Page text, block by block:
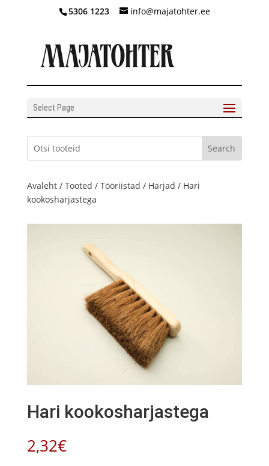
5306 1223 info@majatohter.ee
Select Page
Avaleht/ Tooted / Tööriistad / Harjad / Hari
kookosharjastega
Hari kookosharjastega
2,32€